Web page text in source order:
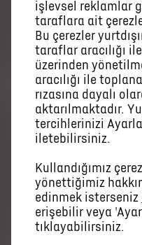
DS Modelleri
SUV
Hatchback
DS 7
Hızlı Erişim
Bilgi Talebi
işlevsel reklamlar
taraflara ait
Bu çerezler
taraflar aracılığı
üzerinden
aracılığı ile
rızasına dayalı
aktarılmaktadır.
tercihlerinizi
iletebilirsiniz.
Kullandığımız
yönettiğimiz
edinmek isterseniz
erişebilir veya
tıklayabilirsiniz.